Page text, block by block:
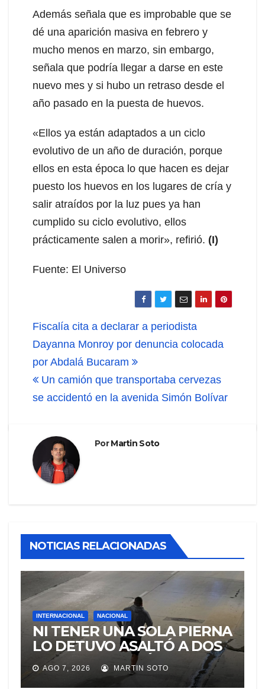
Además señala que es improbable que se
dé una aparición masiva en febrero y
mucho menos en marzo, sin embargo,
señala que podría llegar a darse en este
nuevo mes y si hubo un retraso desde el
año pasado en la puesta de huevos.
«Ellos ya están adaptados a un ciclo
evolutivo de un año de duración, porque
ellos en esta época lo que hacen es dejar
puesto los huevos en los lugares de cría y
salir atraídos por la luz pues ya han
cumplido su ciclo evolutivo, ellos
prácticamente salen a morir», refirió. (I)
Fuente: El Universo
Navegación
de
entradas
Fiscalía cita a declarar a periodista
Dayanna Monroy por denuncia colocada
por Abdalá Bucaram
Un camión que transportaba cervezas
se accidentó en la avenida Simón Bolívar
PorMartin Soto
NOTICIAS RELACIONADAS
INTERNACIONAL NACIONAL
NI TENER UNA SOLA PIERNA
LO DETUVO ASALTÓ A DOS
MUJERES Y HUYÓ
BRINCANDO.
AGO 7, 2026 MARTIN SOTO